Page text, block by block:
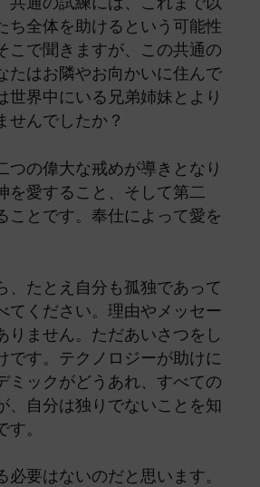
ち全体を助けるという可能性
こで聞きますが、この共通の
たはお隣やお向かいに住んで
世界中にいる兄弟姉妹とより
せんでしたか？
つの偉大な戒めが導きとなり
を愛すること、そして第二
ことです。奉仕によって愛を
、たとえ自分も孤独であって
てください。理由やメッセー
りません。ただあいさつをし
です。テクノロジーが助けに
ミックがどうあれ、 すべての
、自分は独りでないことを知
す。
必要はないのだと思います。